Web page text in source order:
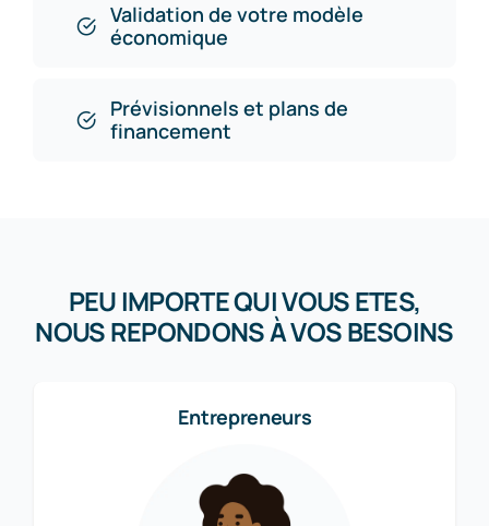
Validation de votre modèle
économique
Prévisionnels et plans de
financement
PEU IMPORTE QUI VOUS ETES,
NOUS REPONDONS À VOS BESOINS
Entrepreneurs